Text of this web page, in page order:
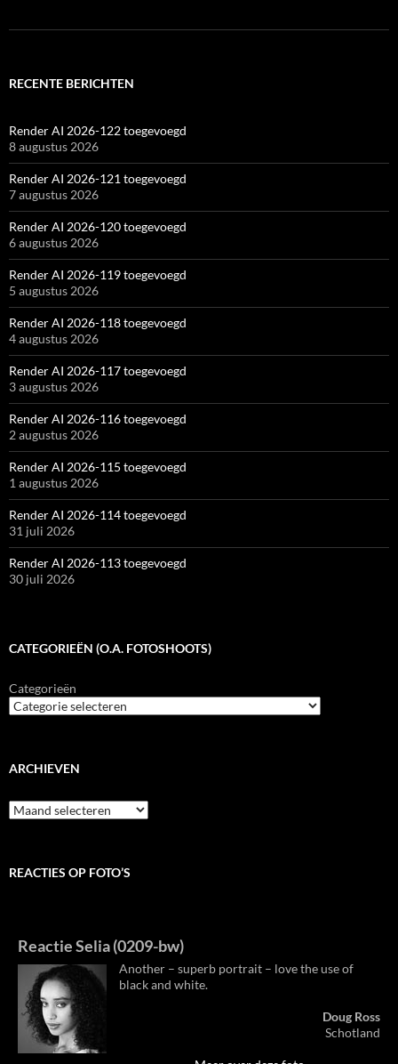
RECENTE BERICHTEN
Render AI 2026-122 toegevoegd
8 augustus 2026
Render AI 2026-121 toegevoegd
7 augustus 2026
Render AI 2026-120 toegevoegd
6 augustus 2026
Render AI 2026-119 toegevoegd
5 augustus 2026
Render AI 2026-118 toegevoegd
4 augustus 2026
Render AI 2026-117 toegevoegd
3 augustus 2026
Render AI 2026-116 toegevoegd
2 augustus 2026
Render AI 2026-115 toegevoegd
1 augustus 2026
Render AI 2026-114 toegevoegd
31 juli 2026
Render AI 2026-113 toegevoegd
30 juli 2026
CATEGORIEËN (O.A. FOTOSHOOTS)
Categorieën
ARCHIEVEN
Archieven
REACTIES OP FOTO’S
Reactie Selia (0209-bw)
Another – superb portrait – love the use of
black and white.
Doug Ross
Schotland